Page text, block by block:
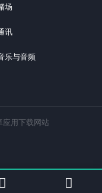
场
讯
乐与音频
应用下载网站